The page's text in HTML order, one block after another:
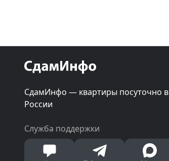
СдамИнфо — квартиры посуточно в
России
Служба поддержки